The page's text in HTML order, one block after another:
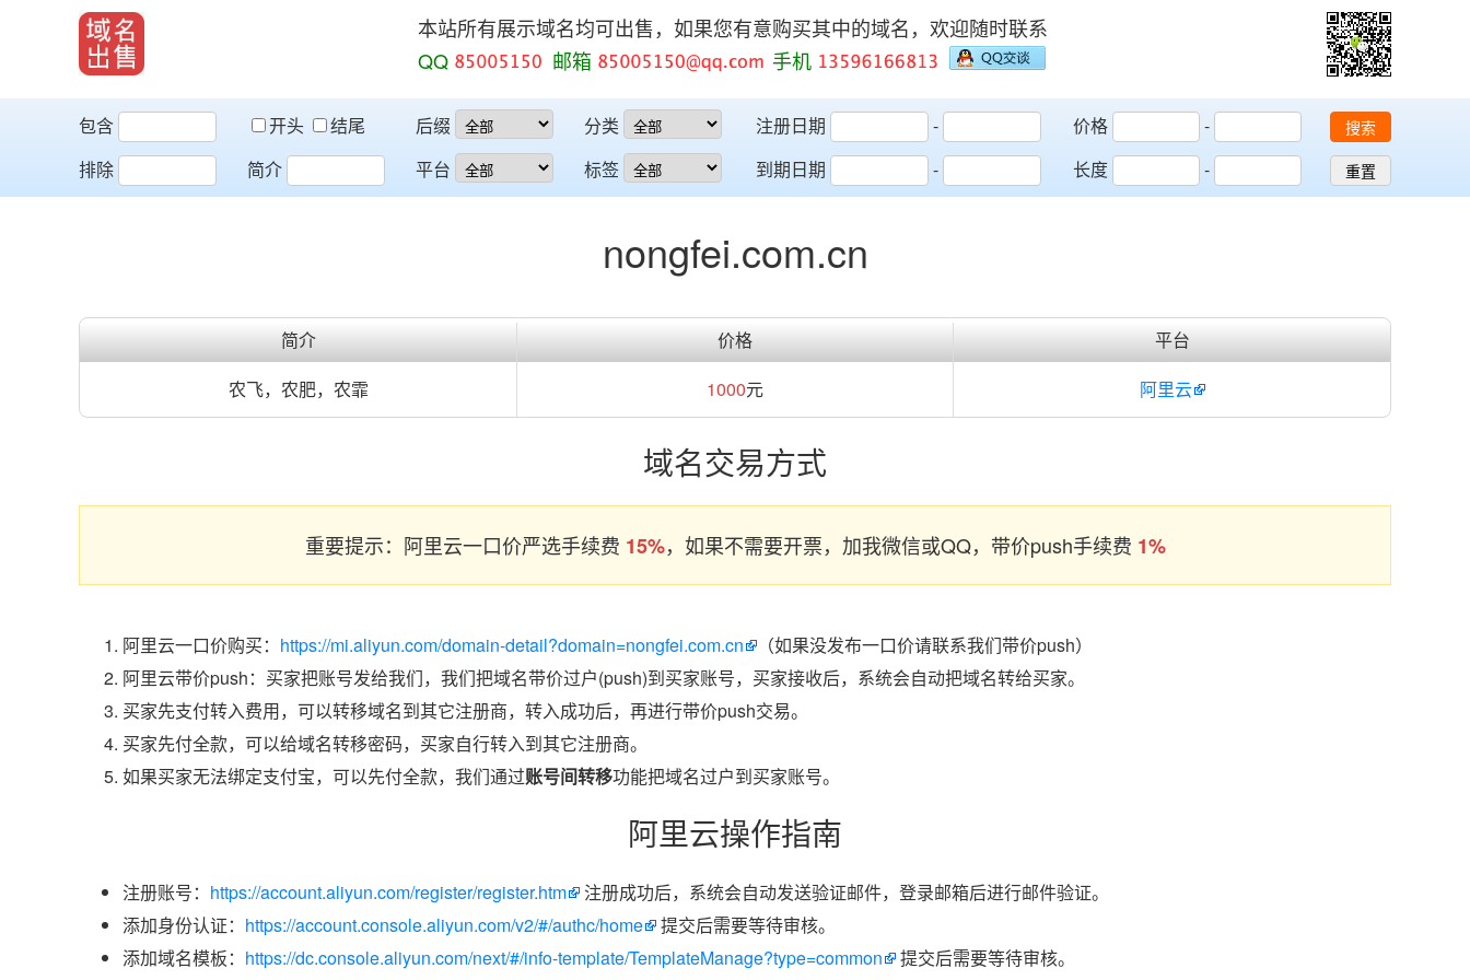
本站所有展示域名均可出售，如果您有意购买其中的域名，欢迎随时联系
QQ
邮箱 手机
包含 开头
结尾
排除
简介
后缀
平台
分类
标签
注册日期
-
到期日期
-
价格
-
长度
-
搜索
重置
nongfei.com.cn
简介 价格
平台
农飞，农肥，农霏
1000元 阿里云
域名交易方式
重要提示：阿里云一口价严选手续费 15%，如果不需要开票，加我微信或QQ，带价push手续费 1%
阿里云一口价购买： https://mi.aliyun.com/domain-detail?domain=nongfei.com.cn
（如果没发布一口价请联系我们带价push）
阿里云带价push：买家把账号发给我们，我们把域名带价过户(push)到买家账号，买家接收后，系统会自动把域名转给买家。
买家先支付转入费用，可以转移域名到其它注册商，转入成功后，再进行带价push交易。
买家先付全款，可以给域名转移密码，买家自行转入到其它注册商。
如果买家无法绑定支付宝，可以先付全款，我们通过账号间转移功能把域名过户到买家账号。
阿里云操作指南
注册账号： https://account.aliyun.com/register/register.htm
注册成功后，系统会自动发送验证邮件，登录邮箱后进行邮件验证。
添加身份认证： https://account.console.aliyun.com/v2/#/authc/home
提交后需要等待审核。
添加域名模板： https://dc.console.aliyun.com/next/#/info-template/TemplateManage?type=common
提交后需要等待审核。